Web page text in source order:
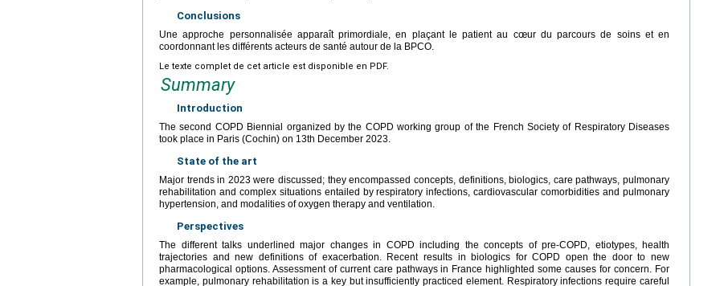
Conclusions
Une approche personnalisée apparaît primordiale, en plaçant le patient au cœur du parcours de soins et en
coordonnant les différents acteurs de santé autour de la BPCO.
Le texte complet de cet article est disponible en PDF.
Summary
Introduction
The second COPD Biennial organized by the COPD working group of the French Society of Respiratory Diseases
took place in Paris (Cochin) on 13th December 2023.
State of the art
Major trends in 2023 were discussed; they encompassed concepts, definitions, biologics, care pathways, pulmonary
rehabilitation and complex situations entailed by respiratory infections, cardiovascular comorbidities and pulmonary
hypertension, and modalities of oxygen therapy and ventilation.
Perspectives
The different talks underlined major changes in COPD including the concepts of pre-COPD, etiotypes, health
trajectories and new definitions of exacerbation. Recent results in biologics for COPD open the door to new
pharmacological options. Assessment of current care pathways in France highlighted some causes for concern. For
example, pulmonary rehabilitation is a key but insufficiently practiced element. Respiratory infections require careful